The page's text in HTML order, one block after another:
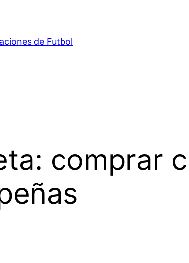
de Futbol
comprar